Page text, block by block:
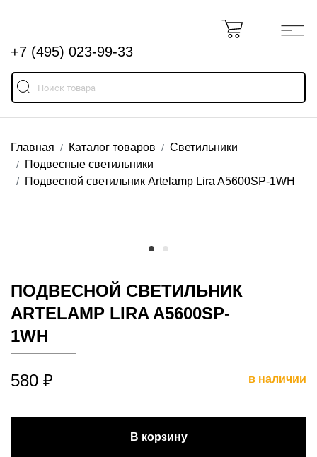
+7 (495) 023-99-33
Главная Каталог товаров
Светильники
Подвесные светильники
Подвесной светильник Artelamp Lira A5600SP-1WH
ПОДВЕСНОЙ СВЕТИЛЬНИК
ARTELAMP LIRA A5600SP-
1WH
580 ₽ в наличии
В корзину